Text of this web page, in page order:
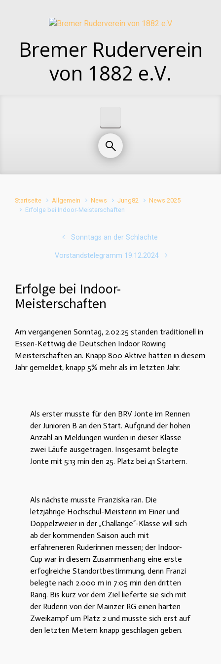
Bremer Ruderverein
von 1882 e.V.
Startseite Allgemein News Jung82
News 2025
Erfolge bei Indoor-Meisterschaften
Sonntags an der Schlachte
Vorstandstelegramm 19.12.2024
Erfolge bei Indoor-
Meisterschaften
Am vergangenen Sonntag, 2.02.25 standen traditionell in
Essen-Kettwig die Deutschen Indoor Rowing
Meisterschaften an. Knapp 800 Aktive hatten in diesem
Jahr gemeldet, knapp 5% mehr als im letzten Jahr.
Als erster musste für den BRV Jonte im Rennen
der Junioren B an den Start. Aufgrund der hohen
Anzahl an Meldungen wurden in dieser Klasse
zwei Läufe ausgetragen. Insgesamt belegte
Jonte mit 5:13 min den 25. Platz bei 41 Startern.
Als nächste musste Franziska ran. Die
letzjährige Hochschul-Meisterin im Einer und
Doppelzweier in der „Challange“-Klasse will sich
ab der kommenden Saison auch mit
erfahreneren Ruderinnen messen; der Indoor-
Cup war in diesem Zusammenhang eine erste
erfoglreiche Standortbestimmung, denn Franzi
belegte nach 2.000 m in 7:05 min den dritten
Rang. Bis kurz vor dem Ziel lieferte sie sich mit
der Ruderin von der Mainzer RG einen harten
Zweikampf um Platz 2 und musste sich erst auf
den letzten Metern knapp geschlagen geben.